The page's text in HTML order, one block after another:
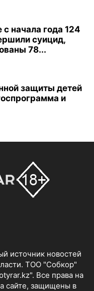
с начала года 124
суицид,
78...
защиты детей
и
источник новостей
ТОО "Собкор"
Все права на
сайте, защищены в